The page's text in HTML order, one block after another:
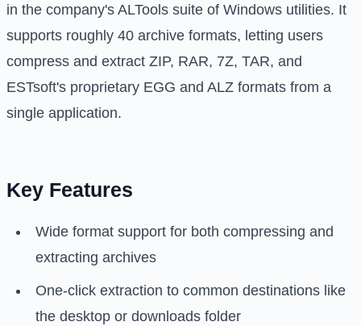
in the company's ALTools suite of Windows utilities. It
supports roughly 40 archive formats, letting users
compress and extract ZIP, RAR, 7Z, TAR, and
ESTsoft's proprietary EGG and ALZ formats from a
single application.
Key Features
Wide format support for both compressing and
extracting archives
One-click extraction to common destinations like
the desktop or downloads folder